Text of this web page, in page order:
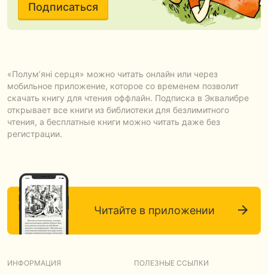
Подписаться
«Полум’яні серця» можно читать онлайн или через
мобильное приложение, которое со временем позволит
скачать книгу для чтения оффлайн. Подписка в Эквалибре
открывает все книги из библиотеки для безлимитного
чтения, а бесплатные книги можно читать даже без
регистрации.
Читайте в приложении
ИНФОРМАЦИЯ ПОЛЕЗНЫЕ ССЫЛКИ